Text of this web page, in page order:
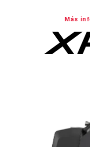
Más